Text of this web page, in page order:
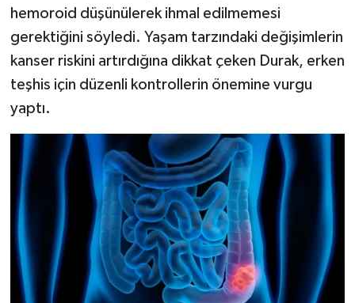
hemoroid düşünülerek ihmal edilmemesi
gerektiğini söyledi. Yaşam tarzındaki değişimlerin
kanser riskini artırdığına dikkat çeken Durak, erken
teşhis için düzenli kontrollerin önemine vurgu
yaptı.